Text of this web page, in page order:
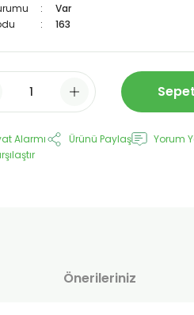
Var
163
Alarmı Ürünü Paylaş Yorum
Önerileriniz